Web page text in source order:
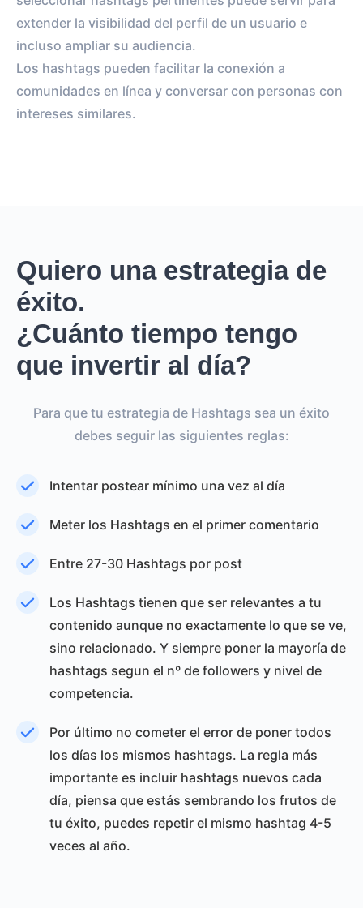
extender la visibilidad del perfil de un usuario e
incluso ampliar su audiencia.
Los hashtags pueden facilitar la conexión a
comunidades en línea y conversar con personas con
intereses similares.
Quiero una estrategia de
éxito.
¿Cuánto tiempo tengo
que invertir al día?
Para que tu estrategia de Hashtags sea un éxito
debes seguir las siguientes reglas:
Intentar postear mínimo una vez al día
Meter los Hashtags en el primer comentario
Entre 27-30 Hashtags por post
Los Hashtags tienen que ser relevantes a tu
contenido aunque no exactamente lo que se ve,
sino relacionado. Y siempre poner la mayoría de
hashtags segun el nº de followers y nivel de
competencia.
Por último no cometer el error de poner todos
los días los mismos hashtags. La regla más
importante es incluir hashtags nuevos cada
día, piensa que estás sembrando los frutos de
tu éxito, puedes repetir el mismo hashtag 4-5
veces al año.